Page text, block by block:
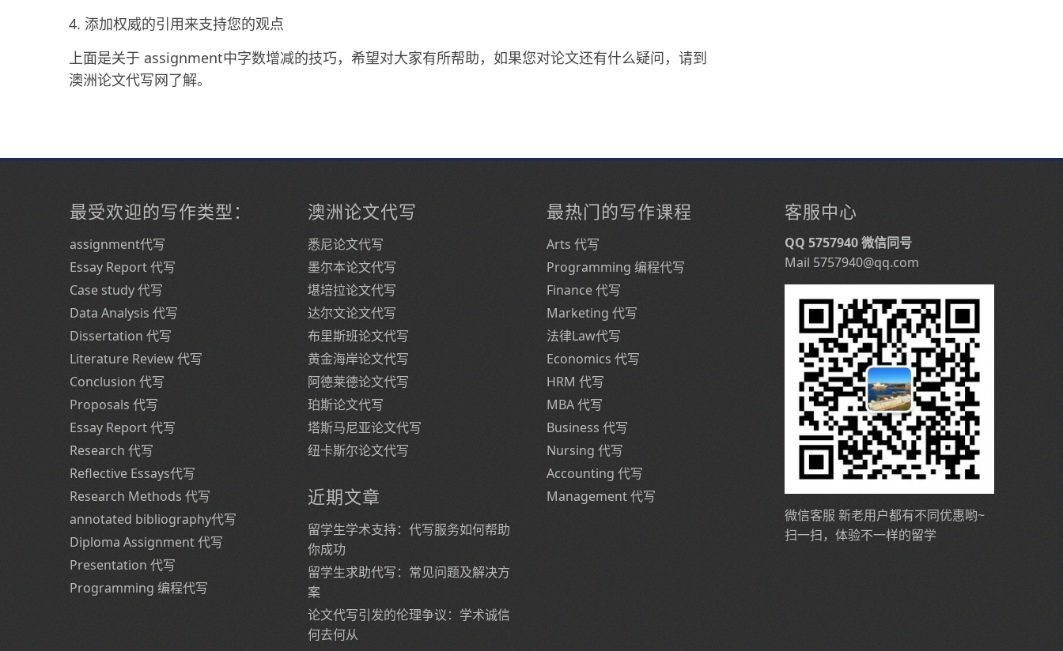
4. 添加权威的引用来支持您的观点
上面是关于 assignment中字数增减的技巧，希望对大家有所帮助，如果您对论文还有什么疑问，请到
澳洲论文代写网了解。
最受欢迎的写作类型：
assignment代写
Essay Report 代写
Case study 代写
Data Analysis 代写
Dissertation 代写
Literature Review 代写
Conclusion 代写
Proposals 代写
Essay Report 代写
Research 代写
Reflective Essays代写
Research Methods 代写
annotated bibliography代写
Diploma Assignment 代写
Presentation 代写
Programming 编程代写
澳洲论文代写
悉尼论文代写
墨尔本论文代写
堪培拉论文代写
达尔文论文代写
布里斯班论文代写
黄金海岸论文代写
阿德莱德论文代写
珀斯论文代写
塔斯马尼亚论文代写
纽卡斯尔论文代写
近期文章
留学生学术支持：代写服务如何帮助
你成功
留学生求助代写：常见问题及解决方
案
论文代写引发的伦理争议：学术诚信
何去何从
最热门的写作课程
Arts 代写
Programming 编程代写
Finance 代写
Marketing 代写
法律Law代写
Economics 代写
HRM 代写
MBA 代写
Business 代写
Nursing 代写
Accounting 代写
Management 代写
客服中心
QQ 5757940 微信同号
Mail 5757940@qq.com
微信客服 新老用户都有不同优惠哟~
扫一扫，体验不一样的留学